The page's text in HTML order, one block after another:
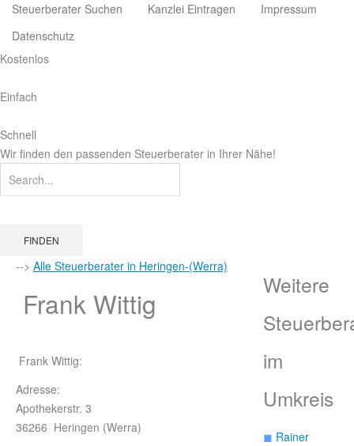
Steuerberater Suchen
Kanzlei Eintragen
Impressum
Datenschutz
Kostenlos
Einfach
Schnell
Wir finden den passenden Steuerberater in Ihrer Nähe!
FINDEN
--> Alle Steuerberater in Heringen-(Werra)
Frank Wittig
Frank Wittig:
Adresse:
Apothekerstr. 3
36266 Heringen (Werra)
Weitere
im
Umkreis
◼ Rainer